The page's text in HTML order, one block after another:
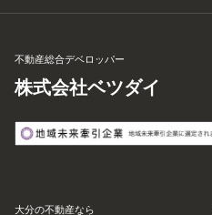
不動産総合デベロッパー
株式会社ベツダイ
大分の不動産なら